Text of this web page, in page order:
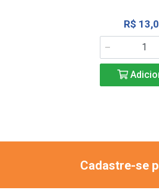
R$
Cadastre-se